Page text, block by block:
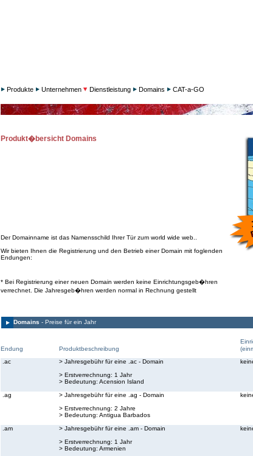
Produkte Unternehmen Dienstleistung Domains CAT-a-GO
Produkt�bersicht Domains
Der Domainname ist das Namensschild Ihrer Tür zum world wide web..
Wir bieten Ihnen die Registrierung und den Betrieb einer Domain mit foglenden
Endungen:
* Bei Registrierung einer neuen Domain werden keine Einrichtungsgeb�hren
verrechnet. Die Jahresgeb�hren werden normal in Rechnung gestellt
Domains - Preise für ein Jahr
Endung Produktbeschreibung
.ac
> Jahresgebühr für eine .ac - Domain
> Erstverrechnung: 1 Jahr
> Bedeutung: Acension Island
.ag
> Jahresgebühr für eine .ag - Domain
> Erstverrechnung: 2 Jahre
> Bedeutung: Antigua Barbados
.am
> Jahresgebühr für eine .am - Domain
> Erstverrechnung: 1 Jahr
> Bedeutung: Armenien